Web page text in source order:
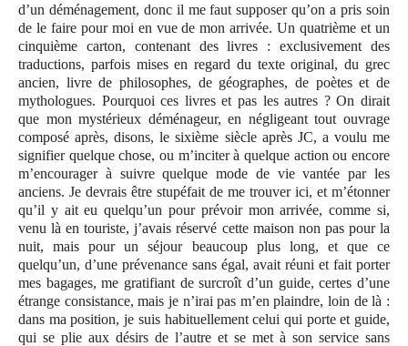
d’un déménagement, donc il me faut supposer qu’on a pris soin
de le faire pour moi en vue de mon arrivée. Un quatrième et un
cinquième carton, contenant des livres : exclusivement des
traductions, parfois misesen regard du texte original, du grec
ancien, livre de philosophes, de géographes, de poètes et de
mythologues. Pourquoi ces livres et pas les autres ? On dirait
que mon mystérieux déménageur, en négligeant tout ouvrage
composé après, disons, le sixième siècle après JC, a voulu me
signifier quelque chose, ou m’inciter à quelque action ou encore
m’encourager à suivre quelque mode de vie vantée par les
anciens. Je devrais être stupéfait de me trouver ici, et m’étonner
qu’il y ait eu quelqu’un pour prévoir mon arrivée, comme si,
venu là en touriste, j’avais réservé cette maison non pas pour la
nuit, mais pour un séjour beaucoup plus long, et que ce
quelqu’un, d’une prévenance sans égal, avait réuni et fait porter
mes bagages, me gratifiant de surcroît d’un guide, certes d’une
étrange consistance, mais je n’irai pas m’en plaindre, loin de là :
dans ma position, je suis habituellement celui qui porte et guide,
qui se plie aux désirs de l’autre et se met à son service sans